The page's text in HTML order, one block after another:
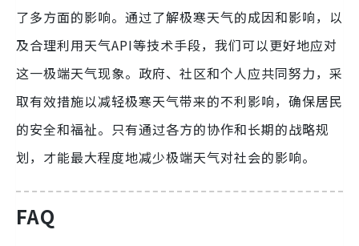
了多方面的影响。通过了解极寒天气的成因和影响，以
及合理利用天气API等技术手段，我们可以更好地应对
这一极端天气现象。政府、社区和个人应共同努力，采
取有效措施以减轻极寒天气带来的不利影响，确保居民
的安全和福祉。只有通过各方的协作和长期的战略规
划，才能最大程度地减少极端天气对社会的影响。
FAQ